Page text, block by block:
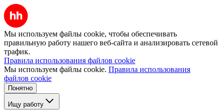
Мы используем файлы cookie, чтобы обеспечивать
правильную работу нашего веб-сайта и анализировать сетевой
трафик.
Правила использования файлов cookie
Мы используем файлы cookie. Правила использования
файлов cookie
Понятно
Ищу работу